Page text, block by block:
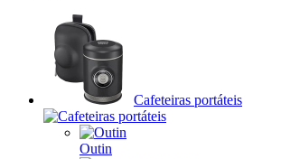
Cafeteiras portáteis
Outin